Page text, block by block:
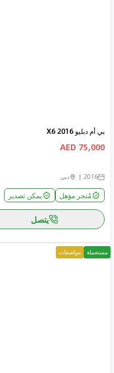
بي أم دبليو X6 2016
75,000 AED
2016 دبي
مُتجر مؤهل يمكن تصدير
يتصل
مستعملة مواصفات